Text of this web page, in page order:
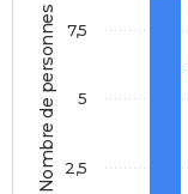
Nombre de personnes 2,5
5
7,5